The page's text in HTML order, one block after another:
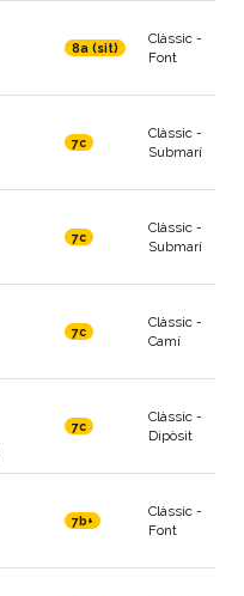
8a (sit)
Clàssic -
Font
7c
Clàssic -
Submarí
7c
Clàssic -
Submarí
7c
Clàssic -
Camí
7c
Clàssic -
Dipòsit
7b+
Clàssic -
Font